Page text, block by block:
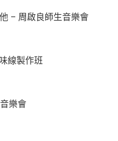
– 周啟良師生音樂會
線製作班
樂會